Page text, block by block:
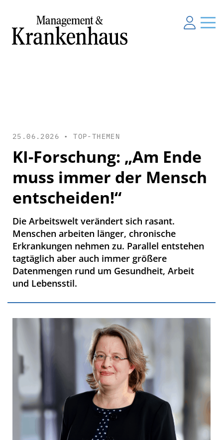
25.06.2026 •TOP-THEMEN
KI-Forschung: „Am Ende
muss immer der Mensch
entscheiden!“
Die Arbeitswelt verändert sich rasant.
Menschen arbeiten länger, chronische
Erkrankungen nehmen zu. Parallel entstehen
tagtäglich aber auch immer größere
Datenmengen rund um Gesundheit, Arbeit
und Lebensstil.